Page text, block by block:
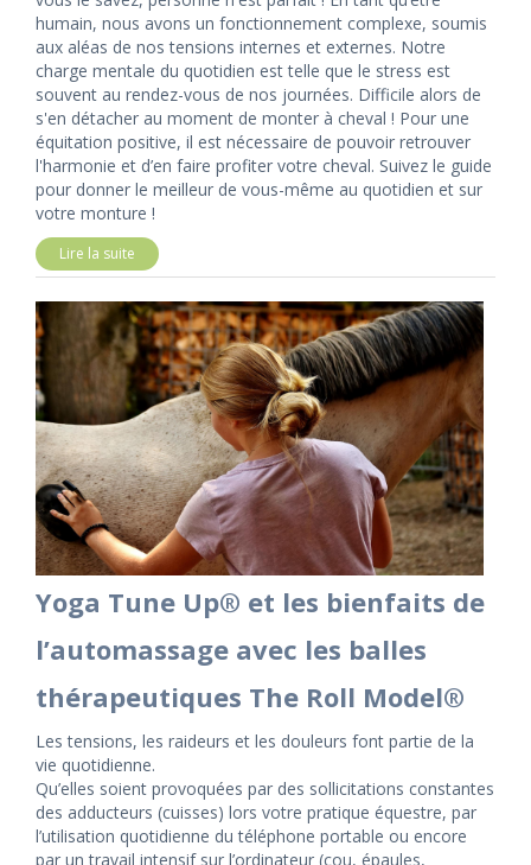
humain, nous avons un fonctionnement complexe, soumis
aux aléas de nos tensions internes et externes. Notre
charge mentale du quotidien est telle que le stress est
souvent au rendez-vous de nos journées. Difficile alors de
s'en détacher au moment de monter à cheval ! Pour une
équitation positive, il est nécessaire de pouvoir retrouver
l'harmonie et d’en faire profiter votre cheval. Suivez le guide
pour donner le meilleur de vous-même au quotidien et sur
votre monture !
Lire la suite
Yoga Tune Up® et les bienfaits de
l’automassage avec les balles
thérapeutiques The Roll Model®
Les tensions, les raideurs et les douleurs font partie de la
vie quotidienne.
Qu’elles soient provoquées par des sollicitations constantes
des adducteurs (cuisses) lors votre pratique équestre, par
l’utilisation quotidienne du téléphone portable ou encore
par un travail intensif sur l’ordinateur (cou, épaules,